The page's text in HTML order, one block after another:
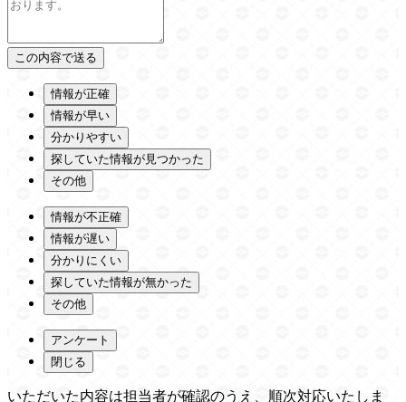
情報が正確
情報が早い
分かりやすい
探していた情報が見つかった
その他
情報が不正確
情報が遅い
分かりにくい
探していた情報が無かった
その他
アンケート
閉じる
いただいた内容は担当者が確認のうえ、順次対応いたしま